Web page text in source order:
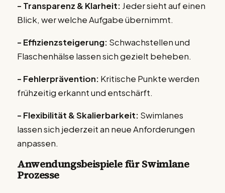
- Transparenz & Klarheit: Jeder sieht auf einen
Blick, wer welche Aufgabe übernimmt.
- Effizienzsteigerung: Schwachstellen und
Flaschenhälse lassen sich gezielt beheben.
- Fehlerprävention: Kritische Punkte werden
frühzeitig erkannt und entschärft.
- Flexibilität & Skalierbarkeit: Swimlanes
lassen sich jederzeit an neue Anforderungen
anpassen.
Anwendungsbeispiele für Swimlane
Prozesse